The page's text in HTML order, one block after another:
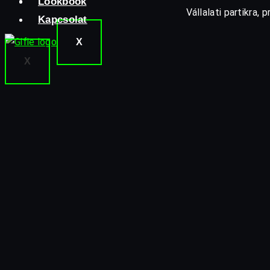
X
Kapcsolat
X
Vállalati partikra,